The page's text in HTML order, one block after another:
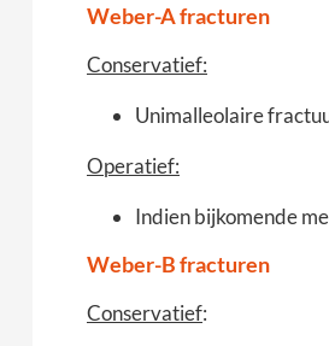
Weber-A fracturen
Conservatief:
Unimalleolaire
Operatief:
Indien bijkomende
Weber-B fracturen
Conservatief: